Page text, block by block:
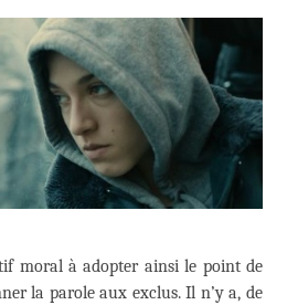
moral à adopter ainsi le point de
la parole aux exclus. Il n’y a, de